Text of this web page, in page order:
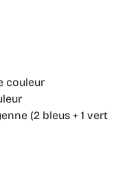
couleur
(2 bleus + 1 vert